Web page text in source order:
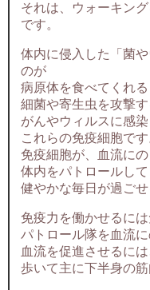
それは、ウォーキン
です。
体内に侵入した「菌
のが
病原体を食べてくれる
細菌や寄生虫を攻撃す
がんやウィルスに感
これらの免疫細胞です
免疫細胞が、血流にの
体内をパトロールし
健やかな毎日が過ごせ
免疫力を働かせるに
パトロール隊を血流
血流を促進させるには
歩いて主に下半身の